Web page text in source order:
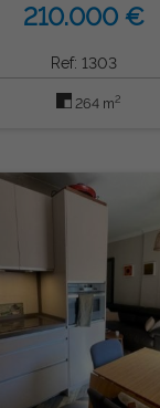
210.000 €
Ref: 1303
264 m2